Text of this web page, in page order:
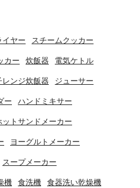
イヤー スチームクッカー
カー 炊飯器 電気ケトル
レンジ炊飯器 ジューサー
ー ハンドミキサー
ットサンドメーカー
ヨーグルトメーカー
スープメーカー
機 食洗機 食器洗い乾燥機